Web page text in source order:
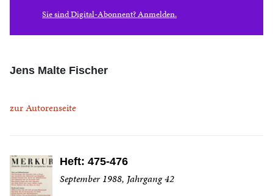
Sie sind Digital-Abonnent? Anmelden.
Jens Malte Fischer
zur Autorenseite
Heft: 475-476
September 1988, Jahrgang 42